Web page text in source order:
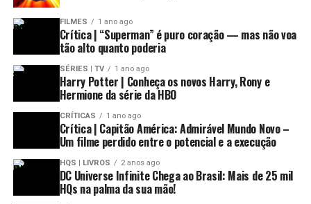
FILMES 1 ano ago
Crítica | “Superman” é puro coração — mas não voa
tão alto quanto poderia
SÉRIES | TV 1 ano ago
Harry Potter | Conheça os novos Harry, Rony e
Hermione da série da HBO
CRÍTICAS 1 ano ago
Crítica | Capitão América: Admirável Mundo Novo –
Um filme perdido entre o potencial e a execução
HQS | LIVROS 2 anos ago
DC Universe Infinite Chega ao Brasil: Mais de 25 mil
HQs na palma da sua mão!